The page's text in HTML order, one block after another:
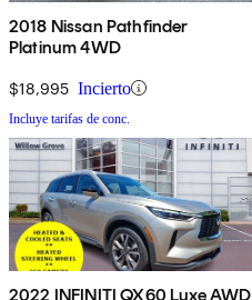
2018 Nissan Pathfinder
Platinum 4WD
$18,995 Incierto
Incluye tarifas de conc.
2022 INFINITI QX60 Luxe AWD